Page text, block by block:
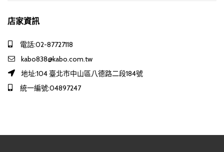
店家資訊
電話:02-87727118
kabo838@kabo.com.tw
地址:104 臺北市中山區八德路二段184號
統一編號:04897247